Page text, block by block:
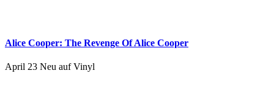
Alice Cooper: The Revenge Of Alice Cooper
April 23 Neu auf Vinyl